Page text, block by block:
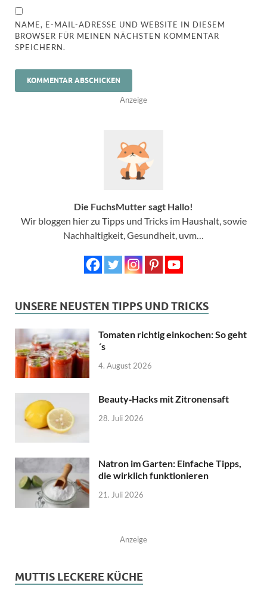
NAME, E-MAIL-ADRESSE UND WEBSITE IN DIESEM
BROWSER FÜR MEINEN NÄCHSTEN KOMMENTAR
SPEICHERN.
Anzeige
Die FuchsMutter sagt Hallo!
Wir bloggen hier zu Tipps und Tricks im Haushalt, sowie
Nachhaltigkeit, Gesundheit, uvm…
UNSERE NEUSTEN TIPPS UND TRICKS
Tomaten richtig einkochen: So geht
´s
4. August 2026
Beauty‑Hacks mit Zitronensaft
28. Juli 2026
Natron im Garten: Einfache Tipps,
die wirklich funktionieren
21. Juli 2026
Anzeige
MUTTIS LECKERE KÜCHE